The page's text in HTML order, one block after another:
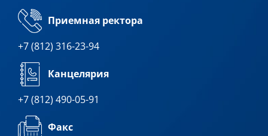
Приемная ректора
+7 (812) 316-23-94
Канцелярия
+7 (812) 490-05-91
Факс